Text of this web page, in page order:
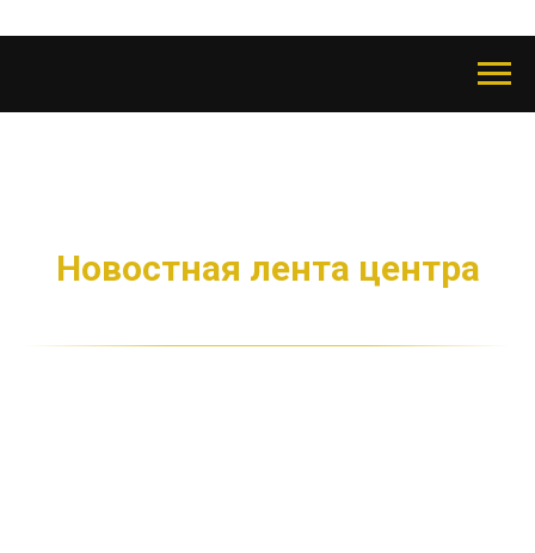
Новостная лента центра